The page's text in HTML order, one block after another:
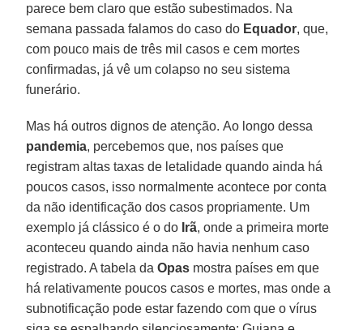
parece bem claro que estão subestimados. Na
semana passada falamos do caso do Equador, que,
com pouco mais de três mil casos e cem mortes
confirmadas, já vê um colapso no seu sistema
funerário.
Mas há outros dignos de atenção. Ao longo dessa
pandemia, percebemos que, nos países que
registram altas taxas de letalidade quando ainda há
poucos casos, isso normalmente acontece por conta
da não identificação dos casos propriamente. Um
exemplo já clássico é o do Irã, onde a primeira morte
aconteceu quando ainda não havia nenhum caso
registrado. A tabela daOpas mostra países em que
há relativamente poucos casos e mortes, mas onde a
subnotificação pode estar fazendo com que o vírus